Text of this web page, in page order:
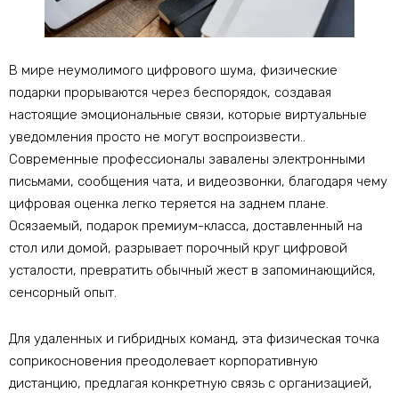
В мире неумолимого цифрового шума, физические
подарки прорываются через беспорядок, создавая
настоящие эмоциональные связи, которые виртуальные
уведомления просто не могут воспроизвести..
Современные профессионалы завалены электронными
письмами, сообщения чата, и видеозвонки, благодаря чему
цифровая оценка легко теряется на заднем плане.
Осязаемый, подарок премиум-класса, доставленный на
стол или домой, разрывает порочный круг цифровой
усталости, превратить обычный жест в запоминающийся,
сенсорный опыт.
Для удаленных и гибридных команд, эта физическая точка
соприкосновения преодолевает корпоративную
дистанцию, предлагая конкретную связь с организацией,